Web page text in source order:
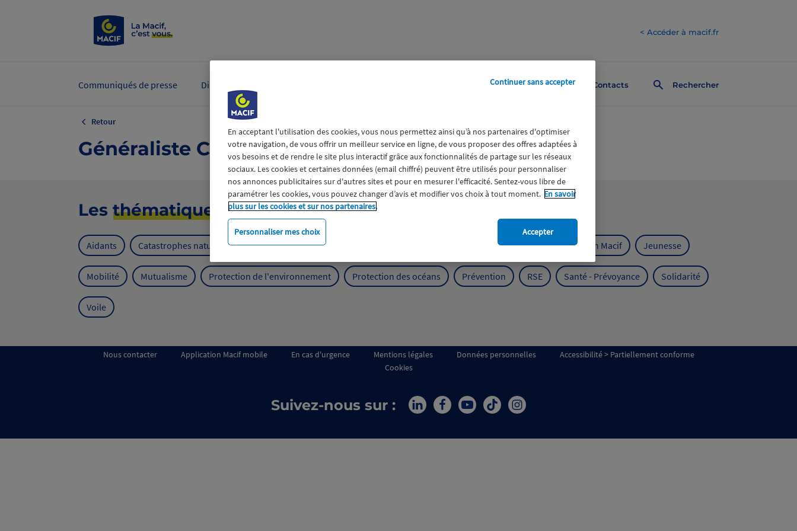
< Accéder à macif.fr
Contacts Rechercher
Communiqués de presse Dirigeants et experts
Retour
Généraliste Culture
Les thématiques
Aidants Catastrophes naturelles Climat Engagement Expérience clients Fondation Macif Jeunesse
Mobilité Mutualisme Protection de l'environnement Protection des océans Prévention RSE Santé - Prévoyance Solidarité
Voile
Nous contacter Application Macif mobile En cas d'urgence Mentions légales Données personnelles
Accessibilité > Partiellement conforme
Cookies
Suivez-nous sur :
En acceptant l'utilisation des cookies, vous nous permettez ainsi qu’à nos partenaires d'optimiser
votre navigation, de vous offrir un meilleur service en ligne, de vous proposer des offres adaptées à
vos besoins et de rendre le site plus interactif grâce aux fonctionnalités de partage sur les réseaux
sociaux. Les cookies et certaines données (email chiffré) peuvent être utilisés pour personnaliser
nos annonces publicitaires sur d'autres sites et pour en mesurer l'efficacité. Sentez-vous libre de
paramétrer les cookies, vous pouvez changer d’avis et modifier vos choix à tout moment. En savoir
plus sur les cookies et sur nos partenaires.
Personnaliser mes choix
Continuer sans accepter
Accepter